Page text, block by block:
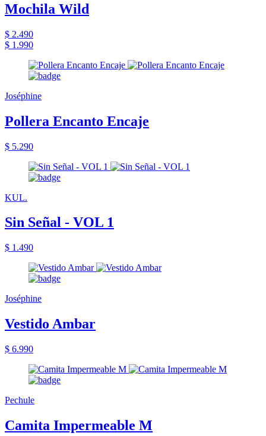
Mochila Wild
$ 2.490
$ 1.990
Joséphine
Pollera Encanto Encaje
$ 5.290
KUL.
Sin Señal - VOL 1
$ 1.490
Joséphine
Vestido Ambar
$ 6.990
Pechule
Camita Impermeable M